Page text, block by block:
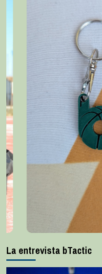
La entrevista bTactic